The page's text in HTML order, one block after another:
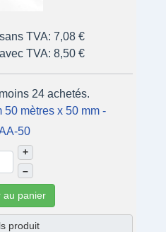
TVA: 7,08 €
TVA: 8,50 €
24 achetés.
mètres x 50 mm -
50
+
–
au panier
produit